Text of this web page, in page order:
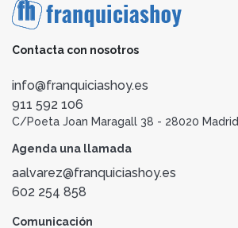
Contacta con nosotros
info@franquiciashoy.es
911 592 106
C/Poeta Joan Maragall 38 - 28020 Madrid
Agenda una llamada
aalvarez@franquiciashoy.es
602 254 858
Comunicación